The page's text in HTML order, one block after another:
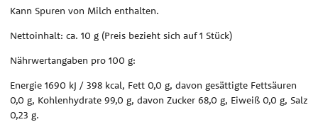
Kann Spuren von Milch enthalten.
Nettoinhalt: ca. 10 g (Preis bezieht sich auf 1 Stück)
Nährwertangaben pro 100 g:
Energie 1690 kJ / 398 kcal, Fett 0,0 g, davon gesättigte Fettsäuren
0,0 g, Kohlenhydrate 99,0 g, davon Zucker 68,0 g, Eiweiß 0,0 g, Salz
0,23 g.